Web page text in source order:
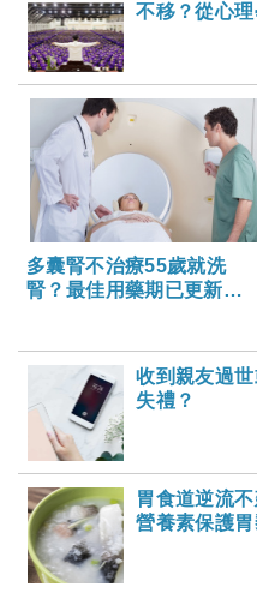
不移？從心
多囊腎不治療55歲就洗
腎？最佳用藥期已更新為
收到親友過
失禮？
胃食道逆流
營養素保護